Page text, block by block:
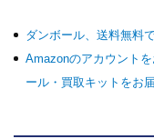
ダンボール、送料無料
Amazonのアカウント
ール・買取キットをお